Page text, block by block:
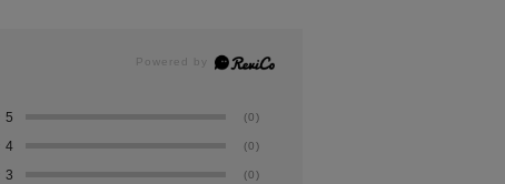
5 (0)
4 (0)
3 (0)